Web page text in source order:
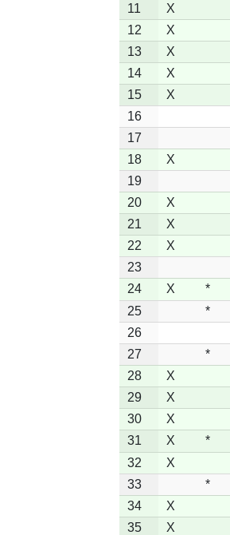
11
X
12
X
13
X
14
X
15
X
16
17
18
X
19
20
X
21
X
22
X
23
24
X *
25
*
26
27
*
28
X
29
X
30
X
31
X *
32
X
33
*
34
X
35
X